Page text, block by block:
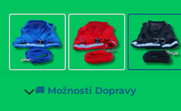
🚚 Možnosti Dopravy